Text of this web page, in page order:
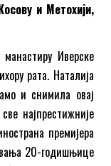
и Метохији,
Иверске
рата. Наталија
и снимила овај
најпрестижније
премијера
20-годишњице